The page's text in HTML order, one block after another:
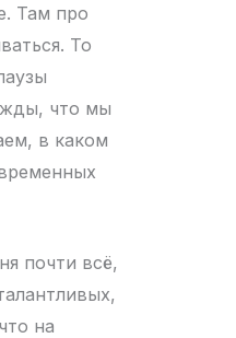
Там про
То
что мы
в каком
почти всё,
на